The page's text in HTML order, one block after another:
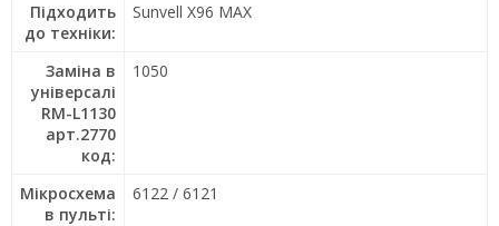
Підходить
до техніки:
Sunvell X96 MAX
Заміна в
універсалі
RM-L1130
арт.2770
код:
1050
Мікросхема
в пульті:
6122 / 6121